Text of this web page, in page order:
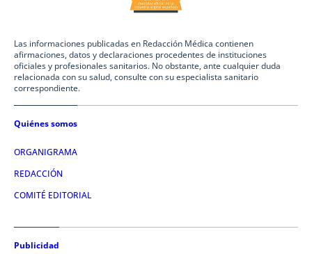
Las informaciones publicadas en Redacción Médica contienen
afirmaciones, datos y declaraciones procedentes de instituciones
oficiales y profesionales sanitarios. No obstante, ante cualquier duda
relacionada con su salud, consulte con su especialista sanitario
correspondiente.
Quiénes somos
ORGANIGRAMA
REDACCIÓN
COMITÉ EDITORIAL
Publicidad